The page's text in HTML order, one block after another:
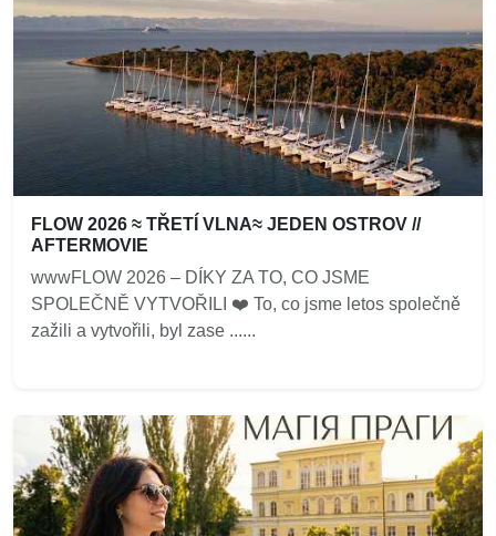
FLOW 2026 ≈ TŘETÍ VLNA≈ JEDEN OSTROV //
AFTERMOVIE
wwwFLOW 2026 – DÍKY ZA TO, CO JSME
SPOLEČNĚ VYTVOŘILI ❤️‍ To, co jsme letos společně
zažili a vytvořili, byl zase ......